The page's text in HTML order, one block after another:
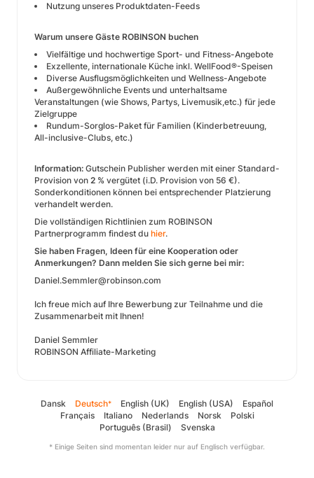
Nutzung unseres Produktdaten-Feeds
Warum unsere Gäste ROBINSON buchen
Vielfältige und hochwertige Sport- und Fitness-Angebote
Exzellente, internationale Küche inkl. WellFood®-Speisen
Diverse Ausflugsmöglichkeiten und Wellness-Angebote
Außergewöhnliche Events und unterhaltsame
Veranstaltungen (wie Shows, Partys, Livemusik,etc.) für jede
Zielgruppe
Rundum-Sorglos-Paket für Familien (Kinderbetreuung,
All-inclusive-Clubs, etc.)
Information: Gutschein Publisher werden mit einer Standard-
Provision von 2 % vergütet (i.D. Provision von 56 €).
Sonderkonditionen können bei entsprechender Platzierung
verhandelt werden.
Die vollständigen Richtlinien zum ROBINSON
Partnerprogramm findest du hier.
Sie haben Fragen, Ideen für eine Kooperation oder
Anmerkungen? Dann melden Sie sich gerne bei mir:
Daniel.Semmler@robinson.com
Ich freue mich auf Ihre Bewerbung zur Teilnahme und die
Zusammenarbeit mit Ihnen!
Daniel Semmler
ROBINSON Affiliate-Marketing​
Dansk Deutsch* English (UK) English (USA)
Español
Français
Italiano Nederlands Norsk
Polski
Português (Brasil)
Svenska
* Einige Seiten sind momentan leider nur auf Englisch verfügbar.